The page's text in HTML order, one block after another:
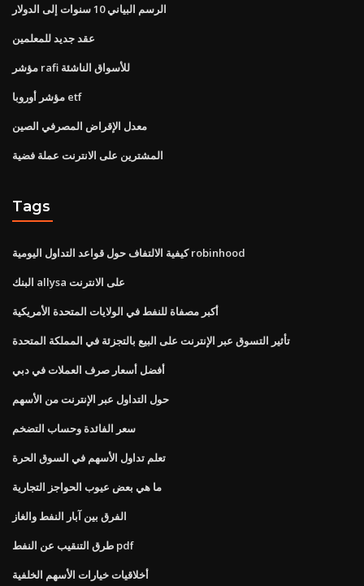
الرسم البياني 10 سنوات إلى الدولار
عقد جديد للمعلمين
مؤشر rafi للأسواق الناشئة
مؤشر أوروبا etf
معدل الإقراض المصرفي الصين
المشترين على الانترنت عملة فضية
Tags
كيفية الالتفاف حول قواعد التداول اليومية robinhood
البنك allysa على الانترنت
أكبر مصفاة للنفط في الولايات المتحدة الأمريكية
تأثير التسوق عبر الإنترنت على البيع بالتجزئة في المملكة المتحدة
أفضل أسعار صرف العملات في دبي
حول التداول عبر الإنترنت من الأسهم
سعر الفائدة وحساب التضخم
تعلم تداول الأسهم في السوق الحرة
ما هي بعض عيوب الحواجز التجارية
الفرق بين آبار النفط والغاز
طرق التنقيب عن النفط pdf
أخلاقيات خيارات الأسهم الخلفية